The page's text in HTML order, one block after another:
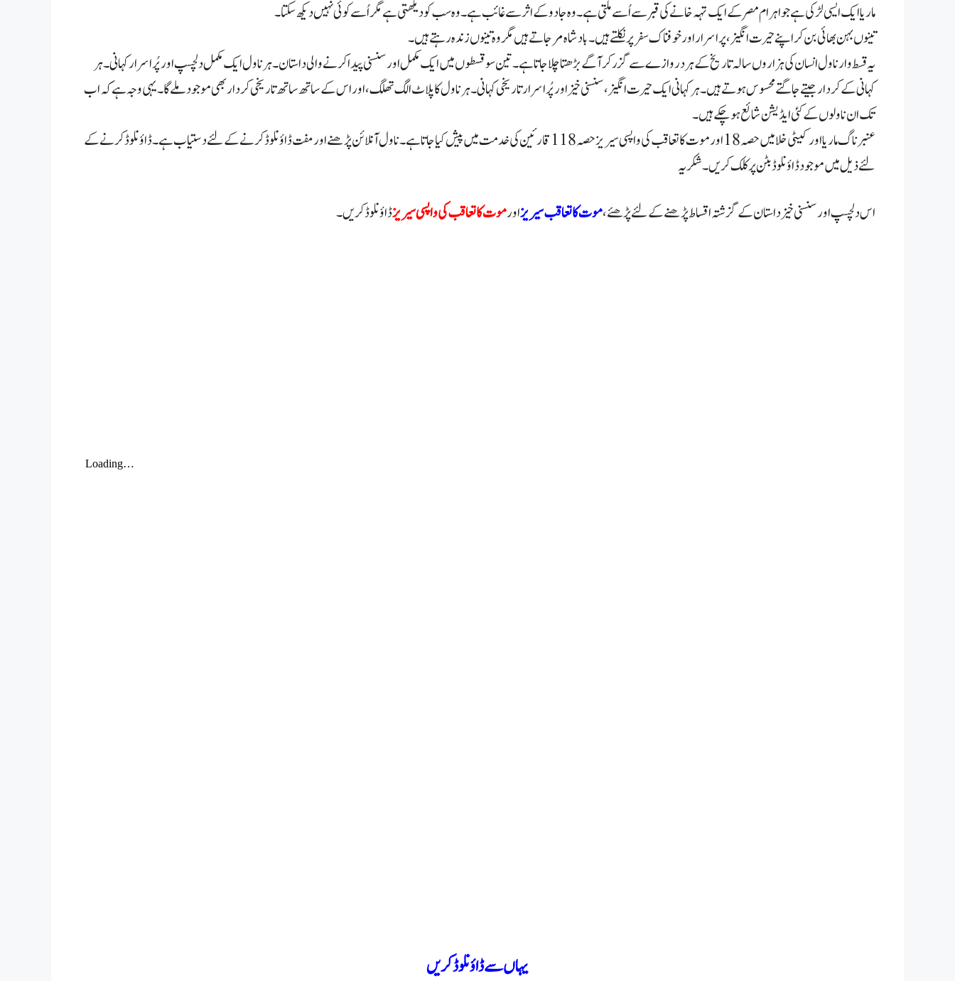
ماریا ایک ایسی لڑکی ہے جو اہرام مصر کے ایک تہہ خانے کی قبر سے اُسے ملتی ہے۔ وہ جادو کے اثر سے غائب ہے۔ وہ سب کو دیکھتی ہے مگر اُسے کوئی نہیں دیکھ سکتا۔
تینوں بہن بھائی بن کر اپنے حیرت انگیز، پراسرار اور خوفناک سفر پر نکلتے ہیں۔ بادشاہ مرجاتے ہیں مگر وہ تینوں زندہ رہتے ہیں۔
یہ قسط وار ناول انسان کی ہزاروں سالہ تاریخ کے ہر دروازے سے گزر کر آگے بڑھتا چلاجاتا ہے۔تین سو قسطوں میں ایک مکمل اور سنسنی پیدا کرنے والی داستان۔ ہر ناول ایک مکمل دلچسپ اور پُراسرار کہانی۔ ہر
کہانی کے کردار جیتے جاگتے محسوس ہوتے ہیں۔ ہر کہانی ایک حیرت انگیز، سنسنی خیز اور پُراسرار تاریخی کہانی۔ہر ناول کا پلاٹ الگ تھلگ، اور اس کے ساتھ ساتھ تاریخی کردار بھی موجود ملے گا۔ یہی وجہ ہے کہ اب
تک ان ناولوں کے کئی ایڈیشن شائع ہو چکے ہیں ۔
عنبرناگ ماریا اور کیٹی خلا میں حصہ 18 اور موت کا تعاقب کی واپسی سیریز حصہ 118قارئین کی خدمت میں پیش کیا جاتا ہے۔ناول آنلائن پڑھنے اور مفت ڈاؤنلوڈ کرنے کے لئے دستیاب ہے۔ ڈاؤنلوڈ کرنے کے
لئے ذیل میں موجود ڈاؤنلوڈ بٹن پر کلک کریں۔ شکریہ
اس دلچسپ اور سنسنی خیز داستان کے گزشتہ اقساط پڑھنے کے لئے پڑھئے،موت کا تعاقب سیریزاورموت کا تعاقب کی واپسی سیریزڈاؤنلوڈکریں۔
یہاں سے ڈاؤنلوڈکریں